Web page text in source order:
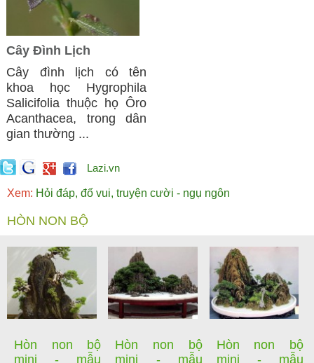
Cây Đình Lịch
Cây đình lịch có tên
khoa học Hygrophila
Salicifolia thuộc họ Ôro
Acanthacea, trong dân
gian thường ...
Lazi.vn
Xem: Hỏi đáp, đố vui, truyện cười - ngụ ngôn
HÒN NON BỘ
Hòn non bộ
mini - mẫu
Hòn non bộ
mini - mẫu
Hòn non bộ
mini - mẫu